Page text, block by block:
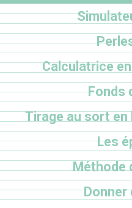
Calculatrice
Fonds
Tirage au sort
Les
Méthode
Donner